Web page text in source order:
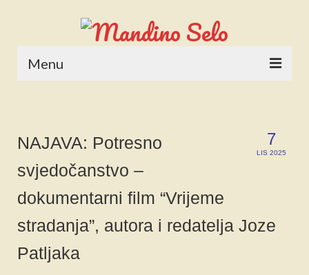
Menu
7
LIS 2025
NAJAVA: Potresno
svjedočanstvo –
dokumentarni film “Vrijeme
stradanja”, autora i redatelja Joze
Patljaka